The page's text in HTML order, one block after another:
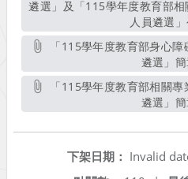
遴選」及「115學年度教育部
人員遴選
遴選」
遴選」
下架日期： Invalid